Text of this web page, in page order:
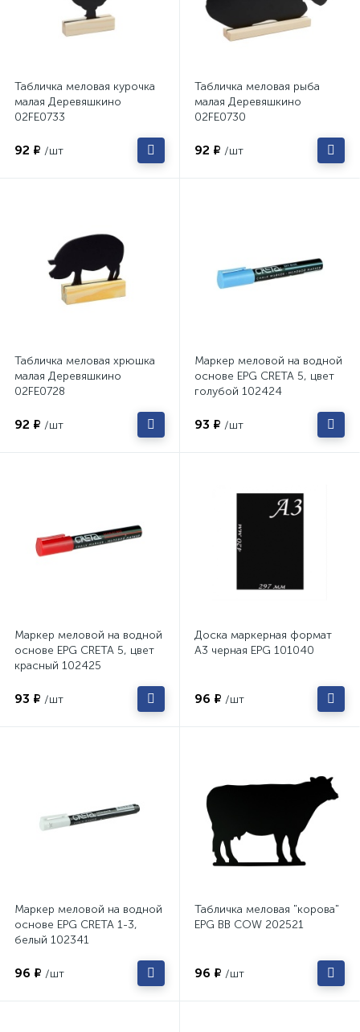
Табличка меловая курочка
малая Деревяшкино
02FE0733
92 ₽ /шт
Табличка меловая рыба
малая Деревяшкино
02FE0730
92 ₽ /шт
Табличка меловая хрюшка
малая Деревяшкино
02FE0728
92 ₽ /шт
Маркер меловой на водной
основе EPG CRETA 5, цвет
голубой 102424
93 ₽ /шт
Маркер меловой на водной
основе EPG CRETA 5, цвет
красный 102425
93 ₽ /шт
Доска маркерная формат
А3 черная EPG 101040
96 ₽ /шт
Маркер меловой на водной
основе EPG CRETA 1-3,
белый 102341
96 ₽ /шт
Табличка меловая "корова"
EPG BB COW 202521
96 ₽ /шт